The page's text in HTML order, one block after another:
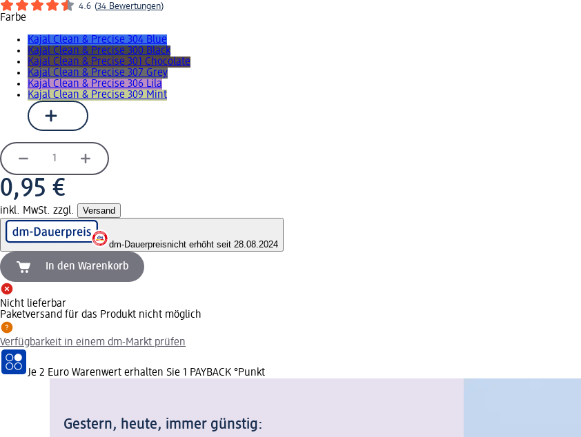
4.6 (34 Bewertungen)
Farbe
Kajal Clean & Precise 304 Blue
Kajal Clean & Precise 300 Black
Kajal Clean & Precise 301 Chocolate
Kajal Clean & Precise 307 Grey
Kajal Clean & Precise 306 Lila
Kajal Clean & Precise 309 Mint
0,95 €
inkl. MwSt. zzgl. Versand
dm-Dauerpreisnicht erhöht seit 28.08.2024
In den Warenkorb
Nicht lieferbar
Paketversand für das Produkt nicht möglich
Verfügbarkeit in einem dm-Markt prüfen
Je 2 Euro Warenwert erhalten Sie 1 PAYBACK °Punkt
Gestern, heute, immer günstig: